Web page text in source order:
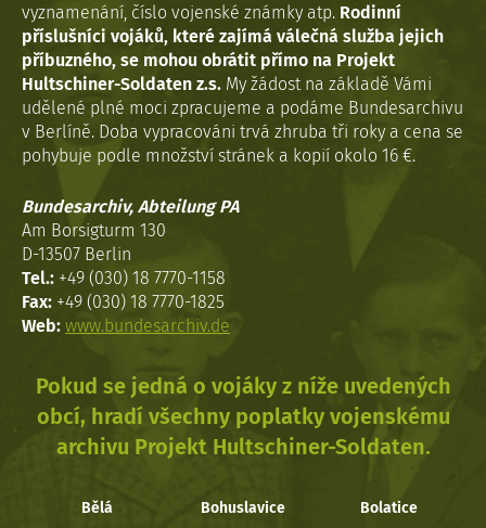
vyznamenání, číslo vojenské známky atp. Rodinní
příslušníci vojáků, které zajímá válečná služba jejich
příbuzného, se mohou obrátit přímo na Projekt
Hultschiner-Soldaten z.s. My žádost na základě Vámi
udělené plné moci zpracujeme a podáme Bundesarchivu
v Berlíně. Doba vypracováni trvá zhruba tři roky a cena se
pohybuje podle množství stránek a kopií okolo 16 €.
Bundesarchiv, Abteilung PA
Am Borsigturm 130
D-13507 Berlin
Tel.: +49 (030) 18 7770-1158
Fax: +49 (030) 18 7770-1825
Web: www.bundesarchiv.de
Pokud se jedná o vojáky z níže uvedených
obcí, hradí všechny poplatky vojenskému
archivu Projekt Hultschiner-Soldaten.
Bělá Bohuslavice Bolatice